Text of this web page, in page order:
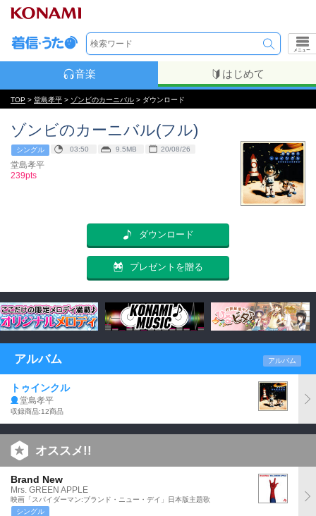
メニュー
音楽 はじめて
TOP > 堂島孝平 > ゾンビのカーニバル > ダウンロード
ゾンビのカーニバル(フル)
シングル 03:50 9.5MB 20/08/26
堂島孝平
239pts
ダウンロード
プレゼントを贈る
アルバム アルバム
トゥインクル
堂島孝平
収録商品:12商品
オススメ!!
Brand New
Mrs. GREEN APPLE
映画「スパイダーマン:ブランド・ニュー・デイ」日本版主題歌
シングル